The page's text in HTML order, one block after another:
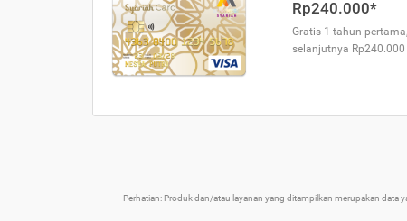
Rp240.000*
Gratis 1 tahun pertama,
selanjutnya
Perhatian: Produk dan/atau layanan yang ditampilkan merupakan